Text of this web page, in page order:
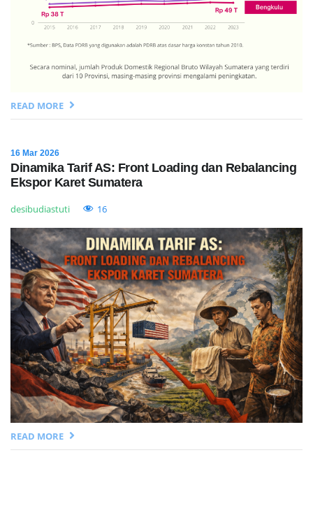
READ MORE
16 Mar 2026
Dinamika Tarif AS: Front Loading dan Rebalancing
Ekspor Karet Sumatera
desibudiastuti 16
READ MORE